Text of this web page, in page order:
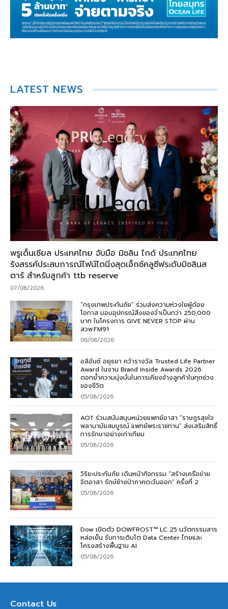
LATEST NEWS
พรูเด็นเชียล ประเทศไทย จับมือ มิชลิน ไกด์ ประเทศไทย
รังสรรค์ประสบการณ์ไฟน์ไดนิ่งสุดเอ็กซ์คลูซีฟระดับมิชลินส
ตาร์ สำหรับลูกค้า ttb reserve
07/08/2026
“กรุงเทพประกันภัย” ร่วมส่งความห่วงใยผู้ด้อย
โอกาส มอบอุปกรณ์สิ่งของจำเป็นกว่า 250,000
บาท ในโครงการ GIVE NEVER STOP ผ่าน
สวพ.FM91
06/08/2026
อลิอันซ์ อยุธยา คว้ารางวัล Trusted Life Partner
Award ในงาน Brand Inside Awards 2026
ตอกย้ำความมุ่งมั่นในการเคียงข้างลูกค้าในทุกช่วง
ของชีวิต
05/08/2026
AOT ร่วมสนับสนุนหน่วยแพทย์อาสา “ราษฎรสุขใจ
พลานามัยสมบูรณ์ แพทย์พระราชทาน” ส่งเสริมสิทธิ์
การรักษาอย่างเท่าเทียม
05/08/2026
วิริยะประกันภัย เดินหน้ากิจกรรม “สร้างเครือข่าย
จิตอาสา รักษ์ช้างป่าภาคตะวันออก” ครั้งที่ 2
05/08/2026
Dow เปิดตัว DOWFROST™ LC 25 นวัตกรรมสาร
หล่อเย็น รับการเติบโต Data Center ไทยและ
โครงสร้างพื้นฐาน AI
05/08/2026
Contact Us